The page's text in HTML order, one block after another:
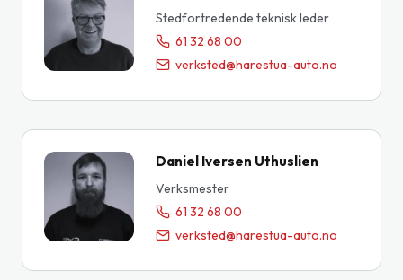
Stedfortredende teknisk leder
61 32 68 00
verksted@harestua-auto.no
Daniel Iversen Uthuslien
Verksmester
61 32 68 00
verksted@harestua-auto.no